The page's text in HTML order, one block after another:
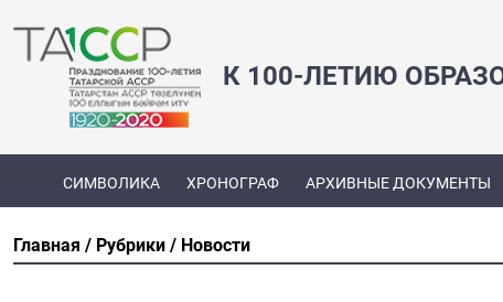
К 100-ЛЕТИЮ
СИМВОЛИКА ХРОНОГРАФ АРХИВНЫЕ ДОКУМЕНТЫ
Главная Рубрики Новости